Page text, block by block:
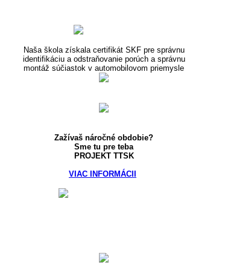
Naša škola získala certifikát SKF pre správnu
identifikáciu a odstraňovanie porúch a správnu
montáž súčiastok v automobilovom priemysle
Zažívaš náročné obdobie?
Sme tu pre teba
PROJEKT TTSK
VIAC INFORMÁCII